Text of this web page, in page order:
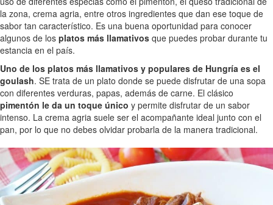
la zona, crema agria, entre otros ingredientes que dan ese toque de
sabor tan característico. Es una buena oportunidad para conocer
algunos de los platos más llamativos que puedes probar durante tu
estancia en el país.
Uno de los platos más llamativos y populares de Hungría es el
goulash. SE trata de un plato donde se puede disfrutar de una sopa
con diferentes verduras, papas, además de carne. El clásico
pimentón le da un toque único y permite disfrutar de un sabor
intenso. La crema agria suele ser el acompañante ideal junto con el
pan, por lo que no debes olvidar probarla de la manera tradicional.